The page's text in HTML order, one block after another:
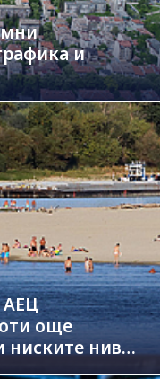
и
АЕЦ
още
ниските нива